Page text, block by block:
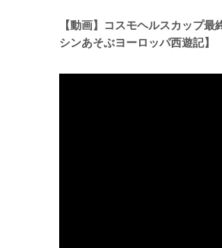
【動画】コスモヘルスカップ
シンあそぶヨーロッパ西遊記】